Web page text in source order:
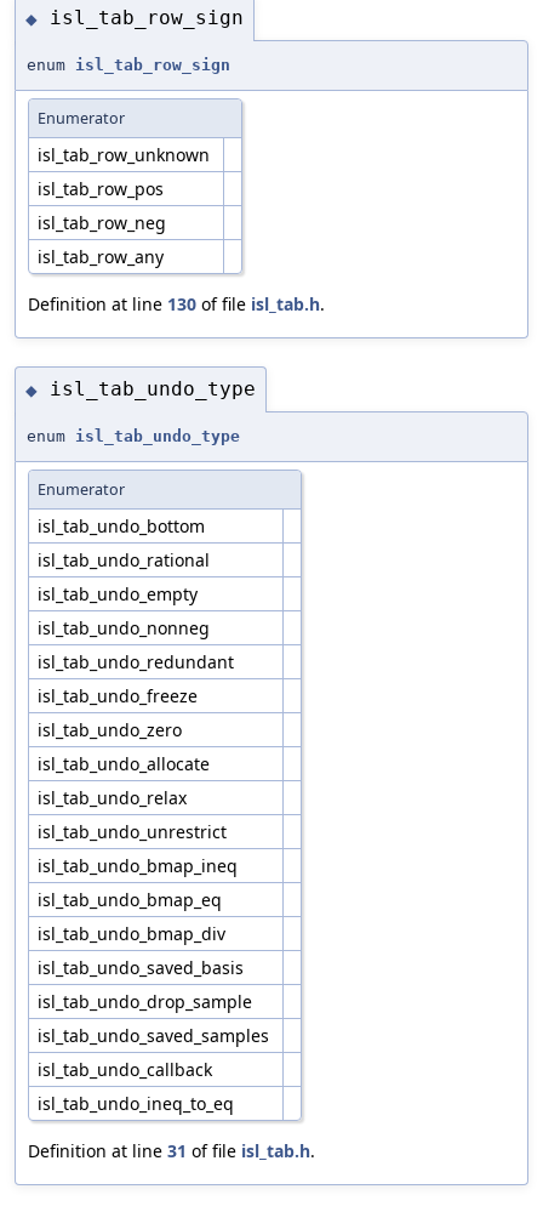
◆ isl_tab_row_sign
enum isl_tab_row_sign
Enumerator
isl_tab_row_unknown
isl_tab_row_pos
isl_tab_row_neg
isl_tab_row_any
Definition at line 130 of file isl_tab.h.
◆ isl_tab_undo_type
enum isl_tab_undo_type
Enumerator
isl_tab_undo_bottom
isl_tab_undo_rational
isl_tab_undo_empty
isl_tab_undo_nonneg
isl_tab_undo_redundant
isl_tab_undo_freeze
isl_tab_undo_zero
isl_tab_undo_allocate
isl_tab_undo_relax
isl_tab_undo_unrestrict
isl_tab_undo_bmap_ineq
isl_tab_undo_bmap_eq
isl_tab_undo_bmap_div
isl_tab_undo_saved_basis
isl_tab_undo_drop_sample
isl_tab_undo_saved_samples
isl_tab_undo_callback
isl_tab_undo_ineq_to_eq
Definition at line 31 of file isl_tab.h.